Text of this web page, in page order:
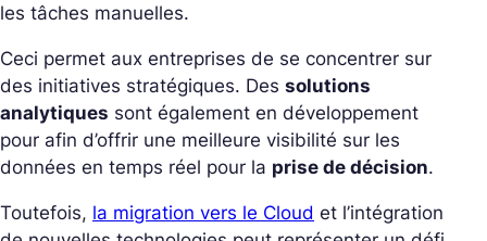
les tâches manuelles.
Ceci permet aux entreprises de se concentrer sur
des initiatives stratégiques. Des solutions
analytiques sont également en développement
pour afin d’offrir une meilleure visibilité sur les
données en temps réel pour la prise de décision.
Toutefois, la migration vers le Cloud et l’intégration